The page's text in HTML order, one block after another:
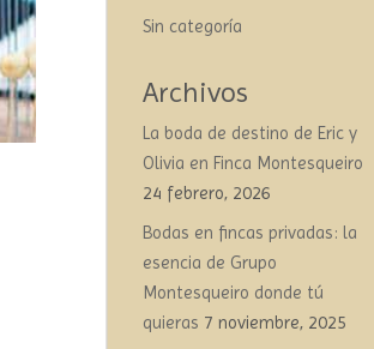
Sin categoría
Archivos
La boda de destino de Eric y
Olivia en Finca Montesqueiro
24 febrero, 2026
Bodas en fincas privadas: la
esencia de Grupo
Montesqueiro donde tú
quieras 7 noviembre, 2025